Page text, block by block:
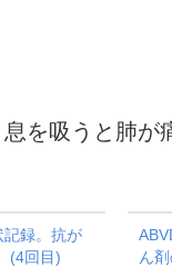
を吸うと肺が
記録。抗が
(4回目)
ん